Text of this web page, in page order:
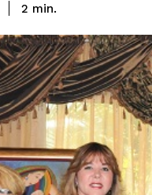
2 min.